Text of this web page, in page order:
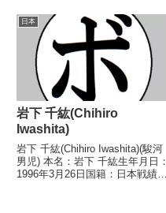
トル】なし 【戦歴】
2023/09/21 ○1RTKO 吉永 幸
也(スパイダー根本)20...
日本
岩下 千紘(Chihiro
Iwashita)
岩下 千紘(Chihiro Iwashita)(駿河
男児) 本名：岩下 千紘生年月日：
1996年3月26日国籍：日本戦績：